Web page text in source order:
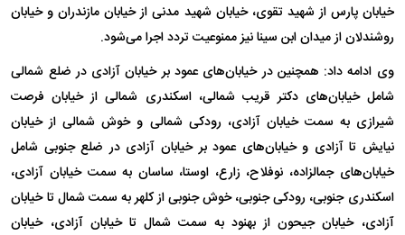
خیابان پارس از شهید تقوی، خیابان شهید مدنی از خیابان مازندران و خیابان
روشندلان از میدان ابن سینا نیز ممنوعیت تردد اجرا می‌شود.
وی ادامه داد: همچنین در خیابان‌های عمود بر خیابان آزادی در ضلع شمالی
شامل خیابان‌های دکتر قریب شمالی، اسکندری شمالی از خیابان فرصت
شیرازی به سمت خیابان آزادی، رودکی شمالی و خوش شمالی از خیابان
نیایش تا آزادی و خیابان‌های عمود بر خیابان آزادی در ضلع جنوبی شامل
خیابان‌های جمالزاده، نوفلاح، زارع، اوستا، ساسان به سمت خیابان آزادی،
اسکندری جنوبی، رودکی جنوبی، خوش جنوبی از کلهر به سمت شمال تا خیابان
آزادی، خیابان جیحون از بهنود به سمت شمال تا خیابان آزادی، خیابان